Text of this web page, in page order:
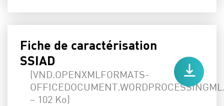
Fiche de caractérisation
SSIAD
(VND.OPENXMLFORMATS-
– 102 Ko)